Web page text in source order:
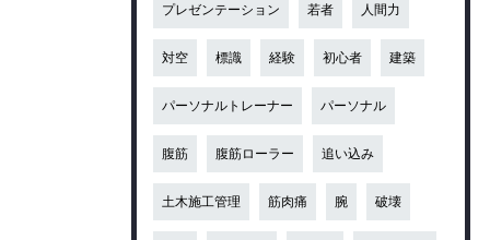
プレゼンテーション 若者 人間力
対空 標識 経験 初心者 建築
パーソナルトレーナー パーソナル
腹筋 腹筋ローラー 追い込み
土木施工管理 筋肉痛 腕 破壊